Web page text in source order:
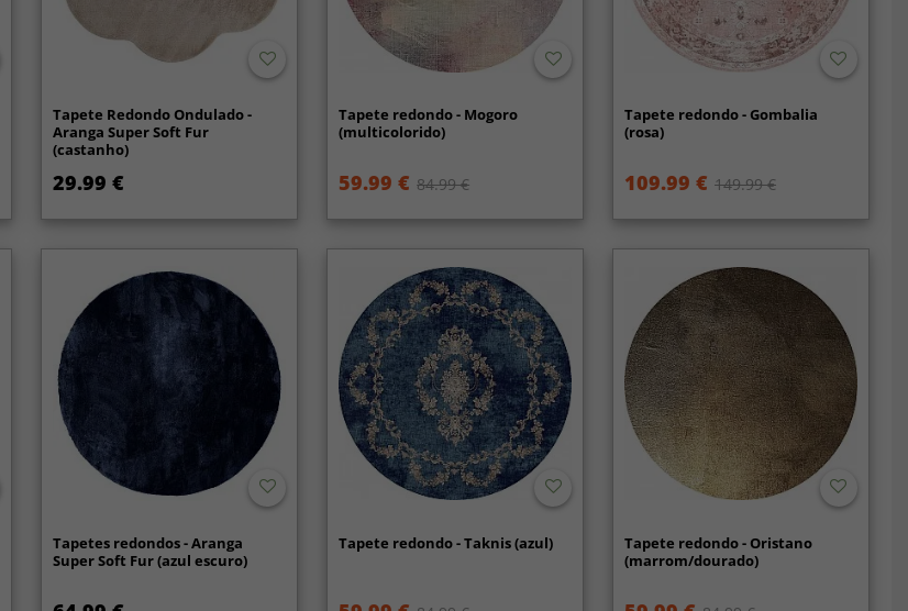
Tapete Redondo Ondulado -
Aranga Super Soft Fur
(castanho)
29.99 €
Tapete redondo - Mogoro
(multicolorido)
59.99 € 84.99 €
Tapete redondo - Gombalia
(rosa)
109.99 € 149.99 €
Tapetes redondos - Aranga
Super Soft Fur (azul escuro)
Tapete redondo - Taknis (azul)
Tapete redondo - Oristano
(marrom/dourado)